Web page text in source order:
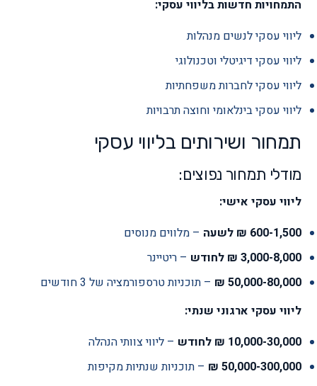
התמחויות חדשות בליווי עסקי:
ליווי עסקי לנשים מנהלות
ליווי עסקי דיגיטלי וטכנולוגי
ליווי עסקי לחברות משפחתיות
ליווי עסקי בינלאומי וחוצה תרבויות
תמחור ושירותים בליווי עסקי
מודלי תמחור נפוצים:
ליווי עסקי אישי:
600-1,500 ₪ לשעה
– מלווים מנוסים
3,000-8,000 ₪ לחודש
– ריטיינר
50,000-80,000 ₪
– תוכניות טרספורמציה של 3 חודשים
ליווי עסקי ארגוני שנתי:
10,000-30,000 ₪ לחודש
– ליווי צוותי הנהלה
50,000-300,000 ₪
– תוכניות שנתיות מקיפות